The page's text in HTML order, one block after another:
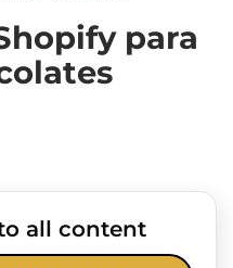
para
all content